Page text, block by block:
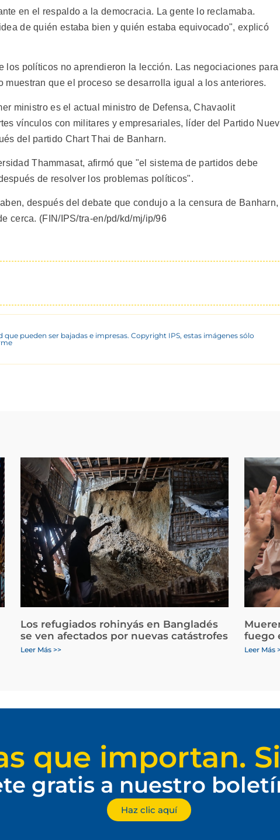
en el respaldo a la democracia. La gente lo reclamaba.
de quién estaba bien y quién estaba equivocado", explicó
los políticos no aprendieron la lección. Las negociaciones para
que el proceso se desarrolla igual a los anteriores.
ministro es el actual ministro de Defensa, Chavaolit
vínculos con militares y empresariales, líder del Partido
del partido Chart Thai de Banharn.
Thammasat, afirmó que "el sistema de partidos debe
de resolver los problemas políticos".
después del debate que condujo a la censura de Banharn,
cerca. (FIN/IPS/tra-en/pd/kd/mj/ip/96
pueden ser bajadas e impresas. Copyright IPS, estas imágenes sólo
Los refugiados rohinyás en Bangladés
se ven afectados por nuevas catástrofes
Leer Más >>
fuego
Leer Más
que importan.
gratis a nuestro
Haz clic aquí